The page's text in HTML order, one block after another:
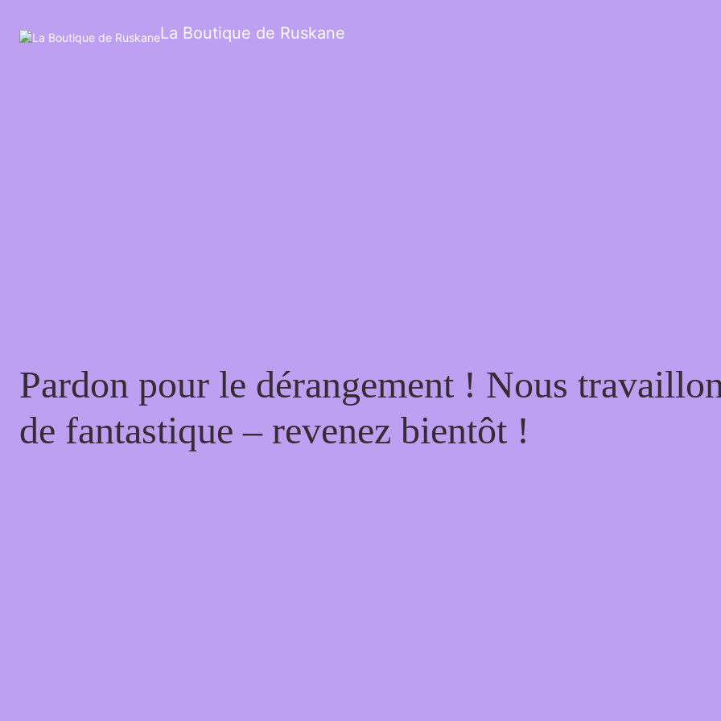
La Boutique de Ruskane
Pardon pour le dérangement ! Nous
de fantastique – revenez bientôt !